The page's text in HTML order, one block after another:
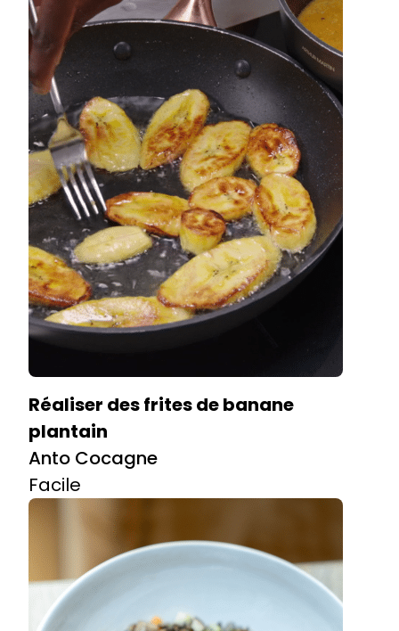
Réaliser des frites de banane
plantain
Anto Cocagne
Facile